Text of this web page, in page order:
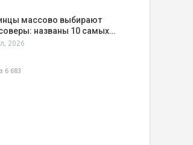
массово выбирают
названы 10 самых…
2026
6 683